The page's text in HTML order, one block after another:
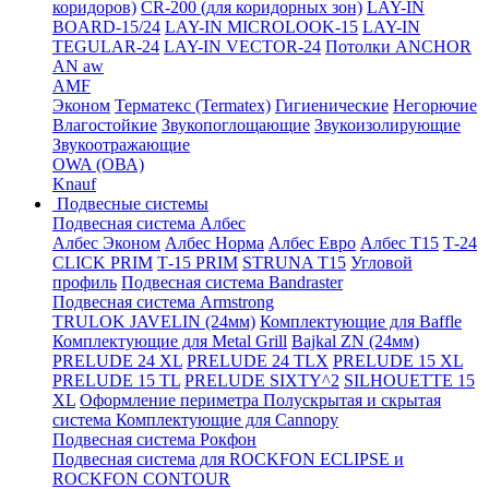
коридоров) CR-200 (для коридорных зон) LAY-IN
BOARD-15/24 LAY-IN MICROLOOK-15 LAY-IN
TEGULAR-24 LAY-IN VECTOR-24 Потолки ANCHOR
AN aw
AMF
Эконом Терматекс (Termatex) Гигиенические Негорючие
Влагостойкие Звукопоглощающие Звукоизолирующие
Звукоотражающие
OWA (ОВА)
Knauf
Подвесные системы
Подвесная система Албес
Албес Эконом Албес Норма Албес Евро Албес T15 Т-24
CLICK PRIM Т-15 PRIM STRUNA Т15 Угловой
профиль Подвесная система Bandraster
Подвесная система Armstrong
TRULOK JAVELIN (24мм) Комплектующие для Baffle
Комплектующие для Metal Grill Bajkal ZN (24мм)
PRELUDE 24 XL PRELUDE 24 TLX PRELUDE 15 XL
PRELUDE 15 TL PRELUDE SIXTY^2 SILHOUETTE 15
XL Оформление периметра Полускрытая и скрытая
система Комплектующие для Cannopy
Подвесная система Рокфон
Подвесная система для ROCKFON ECLIPSE и
ROCKFON CONTOUR